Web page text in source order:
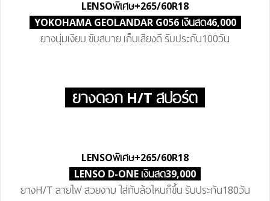
LENSOพิเศษ+265/60R18
YOKOHAMA GEOLANDAR G056 เงินสด46,000
ยางนุ่มเงียบ ขับสบาย เก็บเสียงดี รับประกัน100วัน
ยางดอก H/T สปอร์ต
LENSOพิเศษ+265/60R18
LENSO D-ONE เงินสด39,000
ยางH/T ลายไฟ สวยงาม ใส่กับล้อไหนก็ขึ้น รับประกัน180วัน